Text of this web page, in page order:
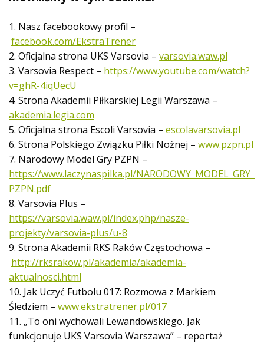
1. Nasz facebookowy profil –
facebook.com/EkstraTrener
2. Oficjalna strona UKS Varsovia –varsovia.waw.pl
3. Varsovia Respect – https://www.youtube.com/watch?
v=ghR-4iqUecU
4. Strona Akademii Piłkarskiej Legii Warszawa –
akademia.legia.com
5. Oficjalna strona Escoli Varsovia –escolavarsovia.pl
6. Strona Polskiego Związku Piłki Nożnej –www.pzpn.pl
7. Narodowy Model Gry PZPN –
https://www.laczynaspilka.pl/NARODOWY_MODEL_GRY_
PZPN.pdf
8. Varsovia Plus –
https://varsovia.waw.pl/index.php/nasze-
projekty/varsovia-plus/u-8
9. Strona Akademii RKS Raków Częstochowa –
http://rksrakow.pl/akademia/akademia-
aktualnosci.html
10. Jak Uczyć Futbolu 017: Rozmowa z Markiem
Śledziem –www.ekstratrener.pl/017
11. „To oni wychowali Lewandowskiego. Jak
funkcjonuje UKS Varsovia Warszawa” – reportaż